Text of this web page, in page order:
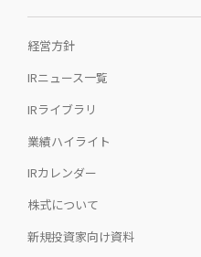
経営方針
IRニュース一覧
IRライブラリ
業績ハイライト
IRカレンダー
株式について
新規投資家向け資料